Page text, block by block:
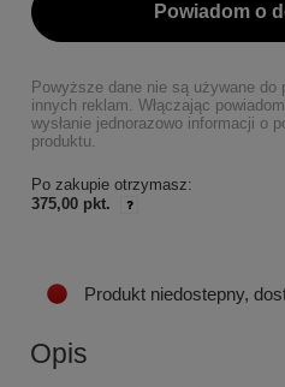
Powiadom o
Powyższe dane nie są używane do
innych reklam. Włączając
wysłanie jednorazowo informacji o
produktu.
Po zakupie otrzymasz:
375,00 pkt.
Produkt niedostepny,
Opis